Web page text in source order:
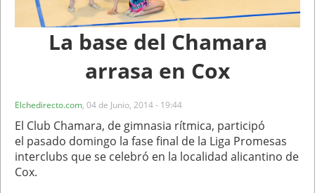
La base del Chamara
arrasa en Cox
Elchedirecto.com, 04 de Junio, 2014 - 19:44
El Club Chamara, de gimnasia rítmica, participó
el pasado domingo la fase final de la Liga Promesas
interclubs que se celebró en la localidad alicantino de
Cox.